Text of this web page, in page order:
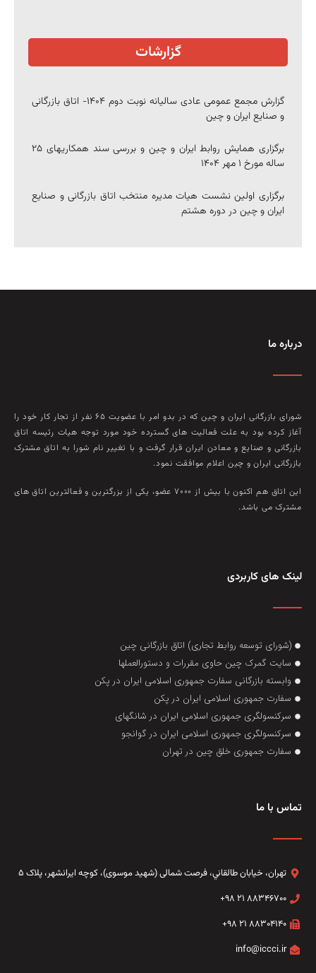
گزارشات
گزارش مجمع عمومی عادی سالیانه نوبت دوم ۱۴۰۴- اتاق بازرگانی
و صنایع ایران و چین
برگزاری همایش روابط ایران و چین و بررسی سند همکاریهای ۲۵
ساله مورخ ۱ مهر ۱۴۰۴
برگزاری اولین نشست هیات مدیره منتخب اتاق بازرگانی و صنایع
ایران و چین در دوره هشتم
درباره ما
شورای بازرگانی ایران و چین که در بدو امر با عضويت ۶۵ نفر از تجار کار خود را
آغاز کرده بود به علت فعاليت‌ های گسترده خود مورد توجه هيات رئيسه اتاق
بازرگانی و صنايع و معادن ايران قرار گرفت و با تغيير نام شورا به اتاق مشترک
بازرگانی ايران و چين اعلام موافقت نمود.
این اتاق هم‌ اکنون با بيش از ۷۰۰۰ عضو، يکی از بزرگترين و فعالترين اتاق‌ های
مشترک می باشد.
لینک های کاربردی
(شورای توسعه روابط تجاری) اتاق بازرگانی چین
سایت گمرک چین حاوی مقررات و دستورالعملها
وابسته بازرگانی سفارت جمهوری اسلامی ایران در پکن
سفارت جمهوری اسلامی ایران در پکن
سرکنسولگری جمهوری اسلامی ایران در شانگهای
سرکنسولگری جمهوری اسلامی ایران در گوانجو
سفارت جمهوری خلق چین در تهران
تماس با ما
تهران، خيابان طالقاني،‌ فرصت شمالی (شهید موسوی)، کوچه ایرانشهر، پلاک ۵
۸۸۳۴۶۷۰۰ ۲۱ ۹۸+
۸۸۳۰۴۱۴۰ ۲۱ ۹۸+
info@iccci.ir